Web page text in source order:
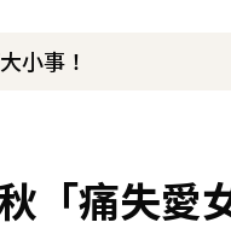
小事！
「痛失愛